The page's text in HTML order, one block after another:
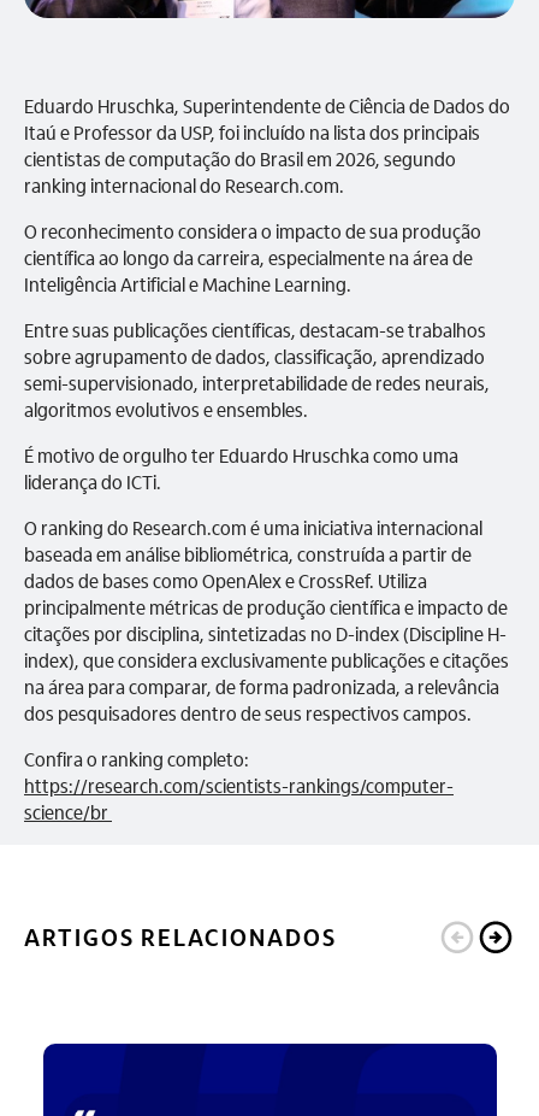
Eduardo Hruschka, Superintendente de Ciência de Dados do
Itaú e Professor da USP, foi incluído na lista dos principais
cientistas de computação do Brasil em 2026, segundo
ranking internacional do Research.com.
O reconhecimento considera o impacto de sua produção
científica ao longo da carreira, especialmente na área de
Inteligência Artificial e Machine Learning.
Entre suas publicações científicas, destacam-se trabalhos
sobre agrupamento de dados, classificação, aprendizado
semi-supervisionado, interpretabilidade de redes neurais,
algoritmos evolutivos e ensembles.
É motivo de orgulho ter Eduardo Hruschka como uma
liderança do ICTi.
O ranking do Research.com é uma iniciativa internacional
baseada em análise bibliométrica, construída a partir de
dados de bases como OpenAlex e CrossRef. Utiliza
principalmente métricas de produção científica e impacto de
citações por disciplina, sintetizadas no D-index (Discipline H-
index), que considera exclusivamente publicações e citações
na área para comparar, de forma padronizada, a relevância
dos pesquisadores dentro de seus respectivos campos.
Confira o ranking completo:
https://research.com/scientists-rankings/computer-
science/br
ARTIGOS RELACIONADOS